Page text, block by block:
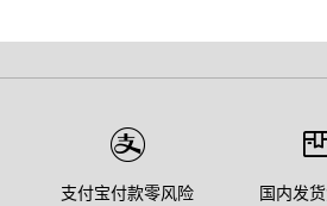
支付宝付款零风险 国内发